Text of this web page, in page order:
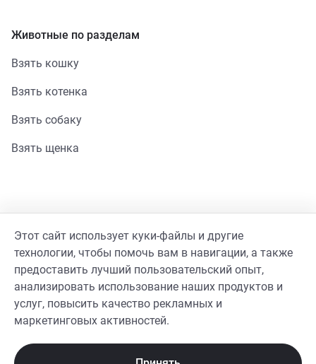
Животные по разделам
Взять кошку
Взять котенка
Взять собаку
Взять щенка
Стать волонтером
Гайд волонтера
Реквизиты фонда
Этот сайт использует куки-файлы и другие
технологии, чтобы помочь вам в навигации, а также
предоставить лучший пользовательский опыт,
анализировать использование наших продуктов и
услуг, повысить качество рекламных и
маркетинговых активностей.